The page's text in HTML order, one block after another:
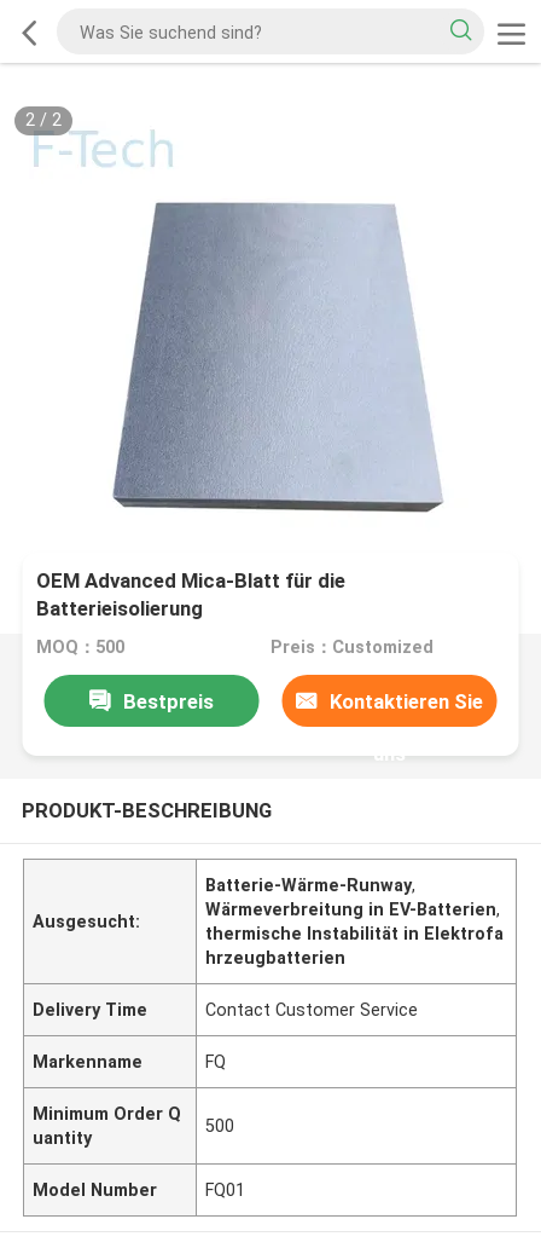
2/ 2
OEM Advanced Mica-Blatt für die
Batterieisolierung
MOQ：500 Preis：Customized
Bestpreis Kontaktieren Sie
uns
PRODUKT-BESCHREIBUNG
Ausgesucht:
Batterie-Wärme-Runway,
Wärmeverbreitung in EV-Batterien,
thermische Instabilität in Elektrofa
hrzeugbatterien
Delivery Time Contact Customer Service
Markenname FQ
Minimum Order Q
uantity
500
Model Number FQ01